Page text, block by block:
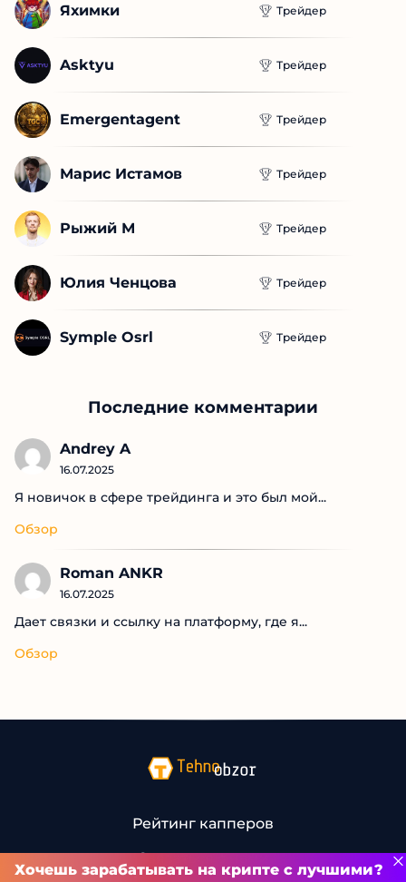
Яхимки Трейдер
Asktyu Трейдер
Emergentagent Трейдер
Марис Истамов Трейдер
Рыжий М Трейдер
Юлия Ченцова Трейдер
Symple Osrl Трейдер
Последние комментарии
Andrey A
16.07.2025
Я новичок в сфере трейдинга и это был мой...
Обзор
Roman ANKR
16.07.2025
Дает связки и ссылку на платформу, где я...
Обзор
Рейтинг капперов
Связаться с нами
Хочешь зарабатывать на крипте с лучшими?